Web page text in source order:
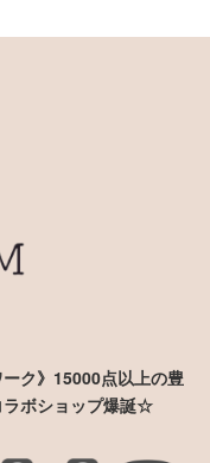
ク》15000点以上の豊
ボショップ爆誕☆